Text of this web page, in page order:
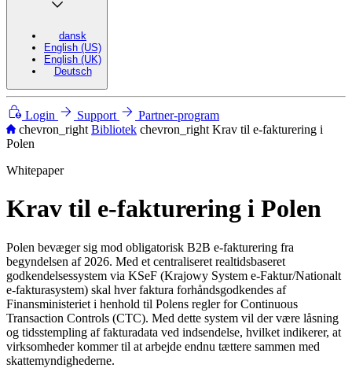
dansk
English (US)
English (UK)
Deutsch
Login Support
Partner-program
chevron_right Bibliotek chevron_right Krav til e-fakturering i
Polen
Whitepaper
Krav til e-fakturering i Polen
Polen bevæger sig mod obligatorisk B2B e-fakturering fra
begyndelsen af 2026. Med et centraliseret realtidsbaseret
godkendelsessystem via KSeF (Krajowy System e-Faktur/Nationalt
e-fakturasystem) skal hver faktura forhåndsgodkendes af
Finansministeriet i henhold til Polens regler for Continuous
Transaction Controls (CTC). Med dette system vil der være låsning
og tidsstempling af fakturadata ved indsendelse, hvilket indikerer, at
virksomheder kommer til at arbejde endnu tættere sammen med
skattemyndighederne.